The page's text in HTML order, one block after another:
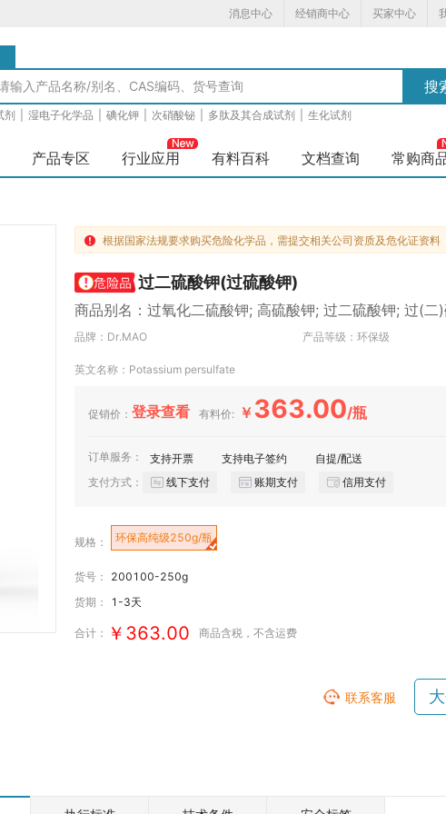
消息中心 经销商中心 买家中心
搜
剂 湿电子化学品 碘化钾 次硝酸铋 多肽及其合成试剂 生化试剂
产品专区 行业应用 有料百科 文档查询 常购商
 根据国家法规要求购买危险化学品，需提交相关公司资质及危化证资料
过二硫酸钾(过硫酸钾)
商品别名：过氧化二硫酸钾; 高硫酸钾; 过二硫酸钾; 过(
品牌：Dr.MAO 产品等级：环保级
英文名称：Potassium persulfate
促销价： 登录查看 有料价: ￥363.00/瓶
订单服务： 支持开票 支持电子签约
自提/配送
支付方式：
线下支付 账期支付 信用支付
规格： 环保高纯级250g/瓶
货号：
200100-250g
货期：
1-3天
合计： ￥363.00 商品含税 ，不含运费
联系客服